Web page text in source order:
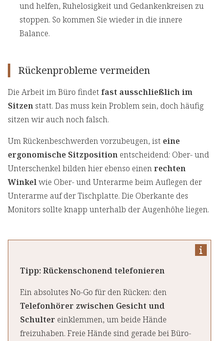
und helfen, Ruhelosigkeit und Gedankenkreisen zu
stoppen. So kommen Sie wieder in die innere
Balance.
Rückenprobleme vermeiden
Die Arbeit im Büro findet fast ausschließlich im
Sitzen statt. Das muss kein Problem sein, doch häufig
sitzen wir auch noch falsch.
Um Rückenbeschwerden vorzubeugen, ist eine
ergonomische Sitzposition entscheidend: Ober- und
Unterschenkel bilden hier ebenso einenrechten
Winkelwie Ober- und Unterarme beim Auflegen der
Unterarme auf der Tischplatte. Die Oberkante des
Monitors sollte knapp unterhalb der Augenhöhe liegen.
Tipp: Rückenschonend telefonieren
Ein absolutes No-Go für den Rücken: den
Telefonhörer zwischen Gesicht und
Schulter einklemmen, um beide Hände
freizuhaben. Freie Hände sind gerade bei Büro-